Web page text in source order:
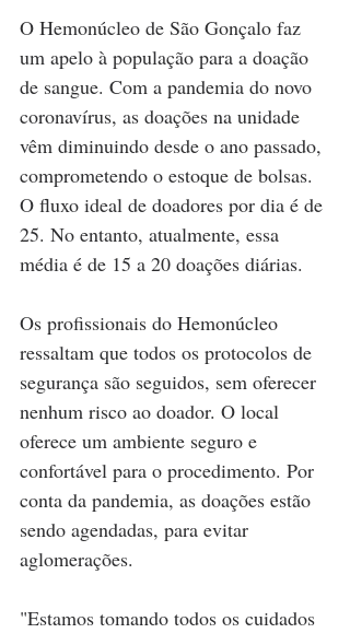
O Hemonúcleo de São Gonçalo faz
um apelo à população para a doação
de sangue. Com a pandemia do novo
coronavírus, as doações na unidade
vêm diminuindo desde o ano passado,
comprometendo o estoque de bolsas.
O fluxo ideal de doadores por dia é de
25. No entanto, atualmente, essa
média é de 15 a 20 doações diárias.
Os profissionais do Hemonúcleo
ressaltam que todos os protocolos de
segurança são seguidos, sem oferecer
nenhum risco ao doador. O local
oferece um ambiente seguro e
confortável para o procedimento. Por
conta da pandemia, as doações estão
sendo agendadas, para evitar
aglomerações.
"Estamos tomando todos os cuidados